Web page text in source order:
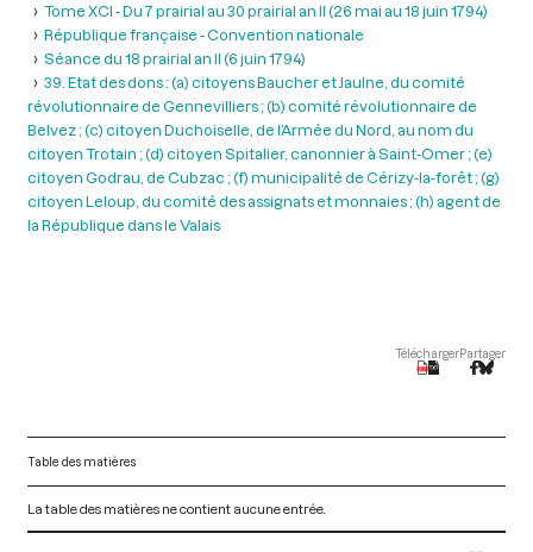
Tome XCI - Du 7 prairial au 30 prairial an II (26 mai au 18 juin 1794)
République française - Convention nationale
Séance du 18 prairial an II (6 juin 1794)
39. Etat des dons : (a) citoyens Baucher et Jaulne, du comité
révolutionnaire de Gennevilliers ; (b) comité révolutionnaire de
Belvez ; (c) citoyen Duchoiselle, de l’Armée du Nord, au nom du
citoyen Trotain ; (d) citoyen Spitalier, canonnier à Saint-Omer ; (e)
citoyen Godrau, de Cubzac ; (f) municipalité de Cérizy-la-forêt ; (g)
citoyen Leloup, du comité des assignats et monnaies ; (h) agent de
la République dans le Valais
TéléchargerPartager
Table des matières
La table des matières ne contient aucune entrée.